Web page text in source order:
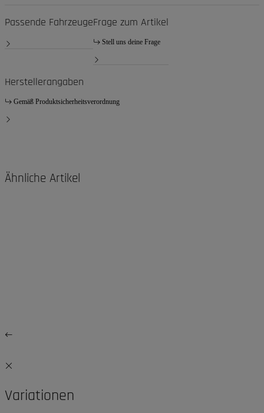
Passende FahrzeugeFrage zum Artikel
Stell uns deine Frage
Herstellerangaben
Gemäß Produktsicherheitsverordnung
Ähnliche Artikel
Variationen